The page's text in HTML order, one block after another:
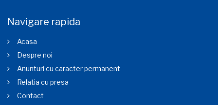
Navigare rapida
Acasa
Despre noi
Anunturi cu caracter permanent
Relatia cu presa
Contact